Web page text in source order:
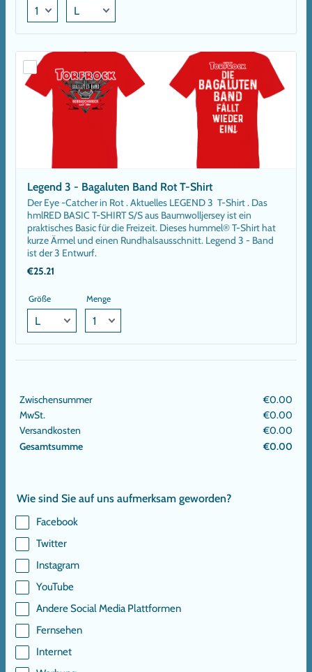
Legend 3 - Bagaluten Band Rot T-Shirt
Der Eye -Catcher in Rot . Aktuelles LEGEND 3 T-Shirt . Das
hmlRED BASIC T-SHIRT S/S aus Baumwolljersey ist ein
praktisches Basic für die Freizeit. Dieses hummel® T-Shirt hat
kurze Ärmel und einen Rundhalsausschnitt. Legend 3 - Band
ist der 3 Entwurf.
€25.21
€25.21
Größe Menge
Zwischensummer €0.00
MwSt.
€0.00
Versandkosten
€0.00
Gesamtsumme
€0.00
Wie sind Sie auf uns aufmerksam geworden?
Facebook
Twitter
Instagram
YouTube
Andere Social Media Plattformen
Fernsehen
Internet